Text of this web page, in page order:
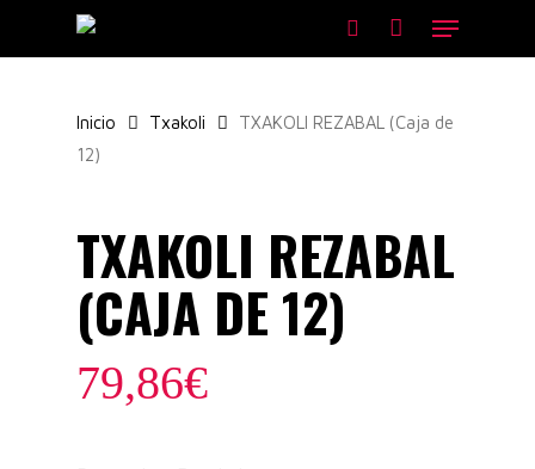
main
search
Menu
Inicio Txakoli
TXAKOLI REZABAL (Caja de
12)
TXAKOLI REZABAL
(CAJA DE 12)
79,86€